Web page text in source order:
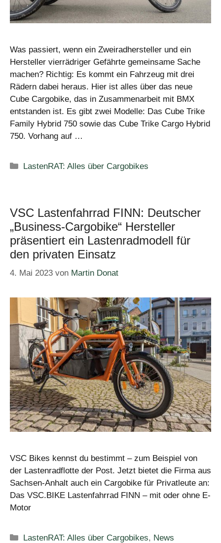
Was passiert, wenn ein Zweiradhersteller und ein
Hersteller vierrädriger Gefährte gemeinsame Sache
machen? Richtig: Es kommt ein Fahrzeug mit drei
Rädern dabei heraus. Hier ist alles über das neue
Cube Cargobike, das in Zusammenarbeit mit BMX
entstanden ist. Es gibt zwei Modelle: Das Cube Trike
Family Hybrid 750 sowie das Cube Trike Cargo Hybrid
750. Vorhang auf …
Kategorien
LastenRAT: Alles über Cargobikes
VSC Lastenfahrrad FINN: Deutscher
„Business-Cargobike“ Hersteller
präsentiert ein Lastenradmodell für
den privaten Einsatz
4. Mai 2023 von Martin Donat
VSC Bikes kennst du bestimmt – zum Beispiel von
der Lastenradflotte der Post. Jetzt bietet die Firma aus
Sachsen-Anhalt auch ein Cargobike für Privatleute an:
Das VSC.BIKE Lastenfahrrad FINN – mit oder ohne E-
Motor
Kategorien
LastenRAT: Alles über Cargobikes, News